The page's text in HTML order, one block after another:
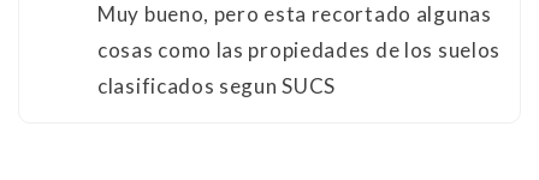
Muy bueno, pero esta recortado algunas
cosas como las propiedades de los suelos
clasificados segun SUCS